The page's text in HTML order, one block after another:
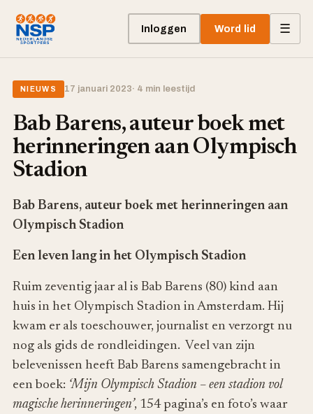
Inloggen Word lid ☰
NIEUWS 17 januari 2023· 4 min leestijd
Bab Barens, auteur boek met
herinneringen aan Olympisch
Stadion
Bab Barens, auteur boek met herinneringen aan
Olympisch Stadion
Een leven lang in het Olympisch Stadion
Ruim zeventig jaar al is Bab Barens (80) kind aan
huis in het Olympisch Stadion in Amsterdam. Hij
kwam er als toeschouwer, journalist en verzorgt nu
nog als gids de rondleidingen. Veel van zijn
belevenissen heeft Bab Barens samengebracht in
een boek: ‘Mijn Olympisch Stadion – een stadion vol
magische herinneringen’, 154 pagina’s en foto’s waar